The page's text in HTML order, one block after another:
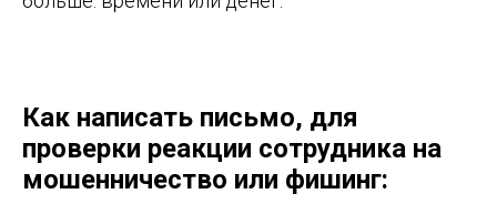
Как написать письмо, для
проверки реакции сотрудника на
мошенничество или фишинг: